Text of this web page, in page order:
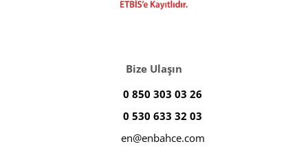
Bize Ulaşın
0 850 303 03 26
0 530 633 32 03
en@enbahce.com